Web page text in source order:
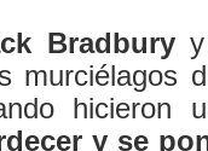
Bradburyy
murciélagos
hicieron
y se